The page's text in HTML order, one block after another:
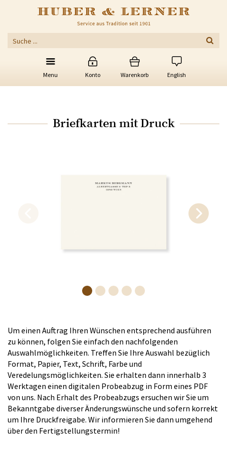
Menu Konto Warenkorb English
Briefkarten mit Druck
Um einen Auftrag Ihren Wünschen entsprechend ausführen
zu können, folgen Sie einfach den nachfolgenden
Auswahlmöglichkeiten. Treffen Sie Ihre Auswahl bezüglich
Format, Papier, Text, Schrift, Farbe und
Veredelungsmöglichkeiten. Sie erhalten dann innerhalb 3
Werktagen einen digitalen Probeabzug in Form eines PDF
von uns. Nach Erhalt des Probeabzugs ersuchen wir Sie um
Bekanntgabe diverser Änderungswünsche und sofern korrekt
um Ihre Druckfreigabe. Wir informieren Sie dann umgehend
über den Fertigstellungstermin!